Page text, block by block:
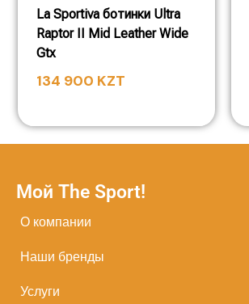
La Sportiva ботинки Ultra
Raptor II Mid Leather Wide
Gtx
134 900 KZT
Мой The Sport!
О компании
Наши бренды
Услуги